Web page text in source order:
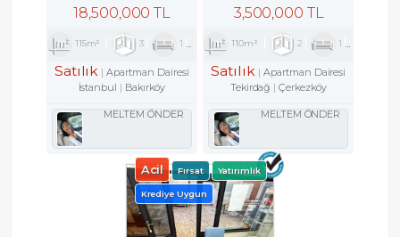
HAZIR
18,500,000 TL
115m² 3 1 2
Satılık
Apartman Dairesi
İstanbul
Bakırköy
MELTEM ÖNDER
MANZARALI
3,500,000 TL
110m² 2 1
Satılık
Apartman Dairesi
Tekirdağ
Çerkezköy
MELTEM ÖNDER
Acil Fırsat Yatırımlık
Krediye Uygun